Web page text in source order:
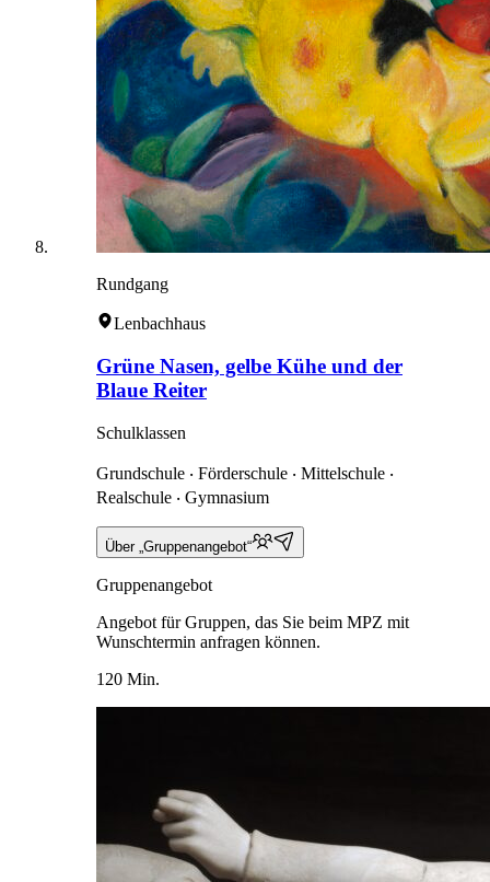
Rundgang
Lenbachhaus
Grüne Nasen, gelbe Kühe und der
Blaue Reiter
Schulklassen
Grundschule ‧ Förderschule ‧ Mittelschule ‧
Realschule ‧ Gymnasium
Über „Gruppenangebot“
Gruppenangebot
Angebot für Gruppen, das Sie beim MPZ mit
Wunschtermin anfragen können.
120 Min.